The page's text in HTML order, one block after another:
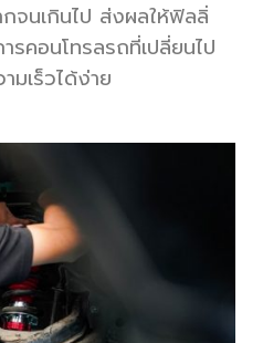
จนเกินไป ส่งผลให้ฟิลลิ่
รคอนโทรลรถที่เปลี่ยนไป
มเร็วได้ง่าย